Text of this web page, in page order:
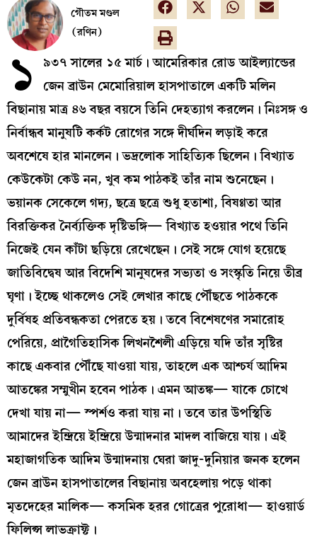
গৌতম মণ্ডল
(রণিন)
১ ৯৩৭ সালের ১৫ মার্চ। আমেরিকার রোড আইল্যান্ডের
জেন ব্রাউন মেমোরিয়াল হাসপাতালে একটি মলিন
বিছানায় মাত্র ৪৬ বছর বয়সে তিনি দেহত্যাগ করলেন। নিঃসঙ্গ ও
নির্বান্ধব মানুষটি কর্কট রোগের সঙ্গে দীর্ঘদিন লড়াই করে
অবশেষে হার মানলেন। ভদ্রলোক সাহিত্যিক ছিলেন। বিখ্যাত
কেউকেটা কেউ নন, খুব কম পাঠকই তাঁর নাম শুনেছেন।
ভয়ানক সেকেলে গদ্য, ছত্রে ছত্রে শুধু হতাশা, বিষণ্ণতা আর
বিরক্তিকর নৈর্ব্যক্তিক দৃষ্টিভঙ্গি— বিখ্যাত হওয়ার পথে তিনি
নিজেই যেন কাঁটা ছড়িয়ে রেখেছেন। সেই সঙ্গে যোগ হয়েছে
জাতিবিদ্বেষ আর বিদেশি মানুষদের সভ্যতা ও সংস্কৃতি নিয়ে তীব্র
ঘৃণা। ইচ্ছে থাকলেও সেই লেখার কাছে পৌঁছতে পাঠককে
দুর্বিষহ প্রতিবন্ধকতা পেরতে হয়। তবে বিশেষণের সমারোহ
পেরিয়ে, প্রাগৈতিহাসিক লিখনশৈলী এড়িয়ে যদি তাঁর সৃষ্টির
কাছে একবার পৌঁছে যাওয়া যায়, তাহলে এক আশ্চর্য আদিম
আতঙ্কের সম্মুখীন হবেন পাঠক। এমন আতঙ্ক— যাকে চোখে
দেখা যায় না— স্পর্শও করা যায় না। তবে তার উপস্থিতি
আমাদের ইন্দ্রিয়ে ইন্দ্রিয়ে উন্মাদনার মাদল বাজিয়ে যায়। এই
মহাজাগতিক আদিম উন্মাদনায় ঘেরা জাদু-দুনিয়ার জনক হলেন
জেন ব্রাউন হাসপাতালের বিছানায় অবহেলায় পড়ে থাকা
মৃতদেহের মালিক— কসমিক হরর গোত্রের পুরোধা— হাওয়ার্ড
ফিলিপ্স লাভক্রাফ্ট।